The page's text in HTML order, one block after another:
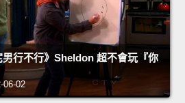
行不行》Sheldon 超不會玩『你
06-02